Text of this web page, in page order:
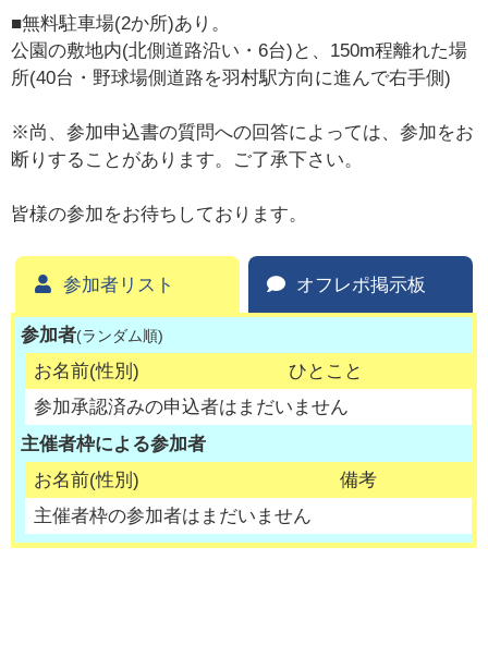
■無料駐車場(2か所)あり。
公園の敷地内(北側道路沿い・6台)と、150m程離れた場
所(40台・野球場側道路を羽村駅方向に進んで右手側)
※尚、参加申込書の質問への回答によっては、参加をお
断りすることがあります。ご了承下さい。
皆様の参加をお待ちしております。
参加者リスト オフレポ掲示板
参加者(ランダム順)
お名前(性別)
ひとこと
参加承認済みの申込者はまだいません
主催者枠による参加者
お名前(性別)
備考
主催者枠の参加者はまだいません